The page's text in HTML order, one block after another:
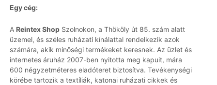
Egy cég:
A Reintex Shop Szolnokon, a Thököly út 85. szám alatt
üzemel, és széles ruházati kínálattal rendelkezik azok
számára, akik minőségi termékeket keresnek. Az üzlet és
internetes áruház 2007-ben nyitotta meg kapuit, mára
600 négyzetméteres eladóteret biztosítva. Tevékenységi
körébe tartozik a textíliák, katonai ruházati cikkek és